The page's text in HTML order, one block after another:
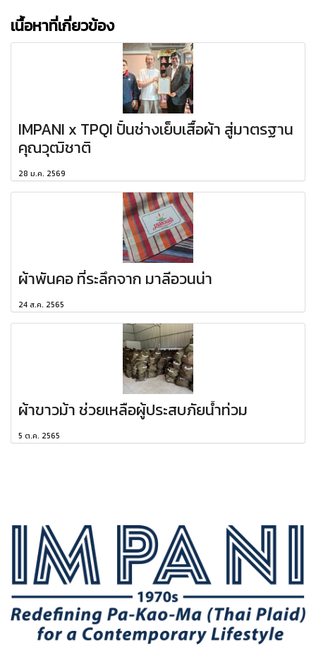
เนื้อหาที่เกี่ยวข้อง
IMPANI x TPQI ปั้นช่างเย็บเสื้อผ้า สู่มาตรฐาน
คุณวุฒิชาติ
28 ม.ค. 2569
ผ้าพันคอ ที่ระลึกจาก มาลีอวนน่า
24 ส.ค. 2565
ผ้าขาวม้า ช่วยเหลือผู้ประสบภัยน้ำท่วม
5 ต.ค. 2565